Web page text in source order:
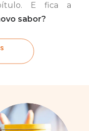
E fica a
sabor?